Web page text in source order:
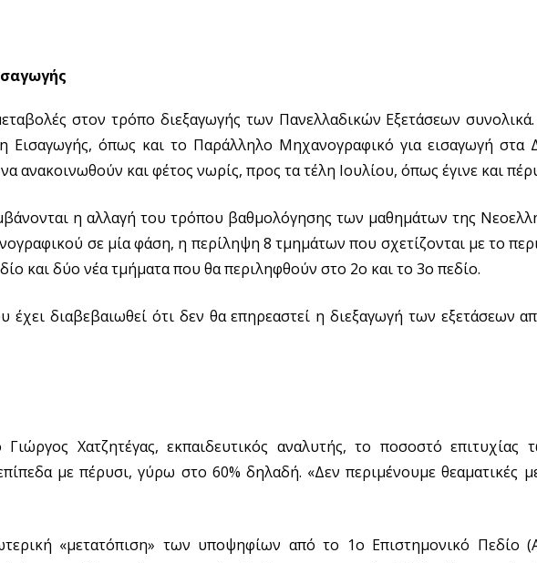
στον τρόπο διεξαγωγής των Πανελλαδικών Εξετάσεων
Εισαγωγής, όπως και το Παράλληλο Μηχανογραφικό για εισαγωγή στα
ανακοινωθούν και φέτος νωρίς, προς τα τέλη Ιουλίου, όπως έγινε και
η αλλαγή του τρόπου βαθμολόγησης των μαθημάτων της
σε μία φάση, η περίληψη 8 τμημάτων που σχετίζονται με το
και δύο νέα τμήματα που θα περιληφθούν στο 2ο και το 3ο πεδίο.
έχει διαβεβαιωθεί ότι δεν θα επηρεαστεί η διεξαγωγή των εξετάσεων
Χατζητέγας, εκπαιδευτικός αναλυτής, το ποσοστό επιτυχίας
με πέρυσι, γύρω στο 60% δηλαδή. «Δεν περιμένουμε θεαματικές
«μετατόπιση» των υποψηφίων από το 1ο Επιστημονικό Πεδίο